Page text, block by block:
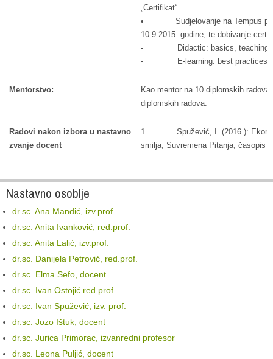
„Certifikat“
• Sudjelovanje na Tempus
10.9.2015. godine, te dobivanje
- Didactic: basics, teaching
- E-learning: best practices.
Mentorstvo:
Kao mentor na 10 diplomskih
diplomskih radova.
Radovi nakon izbora u nastavno
zvanje docent
1. Spužević, I. (2016.):
smilja, Suvremena Pitanja, časopis
Nastavno osoblje
dr.sc. Ana Mandić, izv.prof
dr.sc. Anita Ivanković, red.prof.
dr.sc. Anita Lalić, izv.prof.
dr.sc. Danijela Petrović, red.prof.
dr.sc. Elma Sefo, docent
dr.sc. Ivan Ostojić red.prof.
dr.sc. Ivan Spužević, izv. prof.
dr.sc. Jozo Ištuk, docent
dr.sc. Jurica Primorac, izvanredni profesor
dr.sc. Leona Puljić, docent